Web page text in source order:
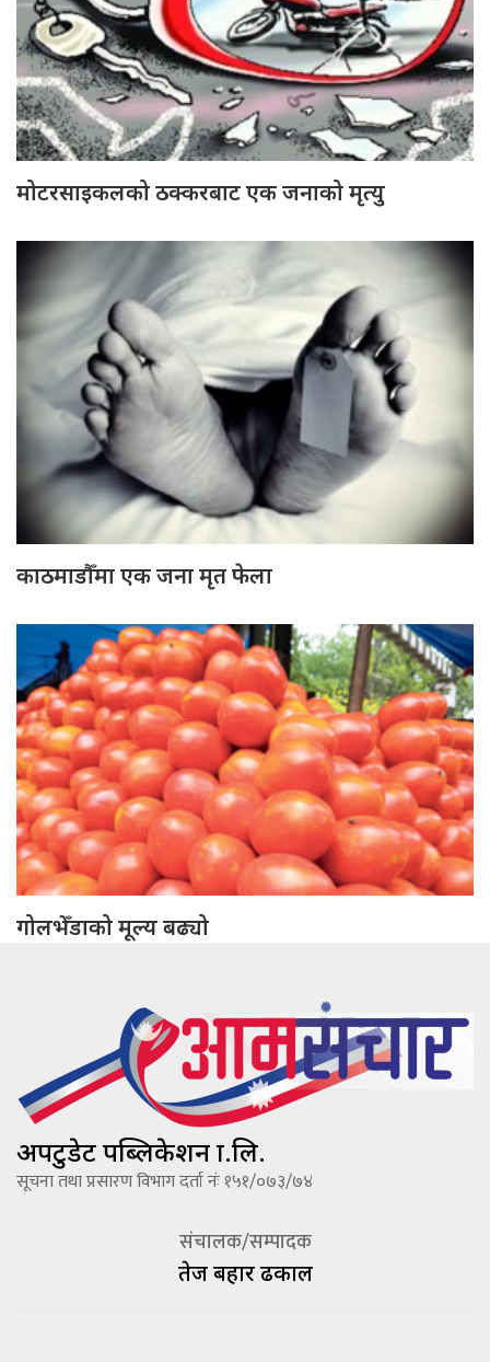
मोटरसाइकलको ठक्करबाट एक जनाको मृत्यु
काठमाडौँमा एक जना मृत फेला
गोलभेँडाको मूल्य बढ्यो
अपटुडेट पब्लिकेशन प्रा.लि.
सूचना तथा प्रसारण विभाग दर्ता नंः १५१/०७३/७४
संचालक/सम्पादक
तेज बहादूर ढकाल